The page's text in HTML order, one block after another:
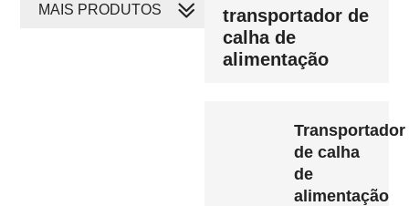
transportador de
calha de
alimentação
Transportador
de calha
de
alimentação
MAIS PRODUTOS